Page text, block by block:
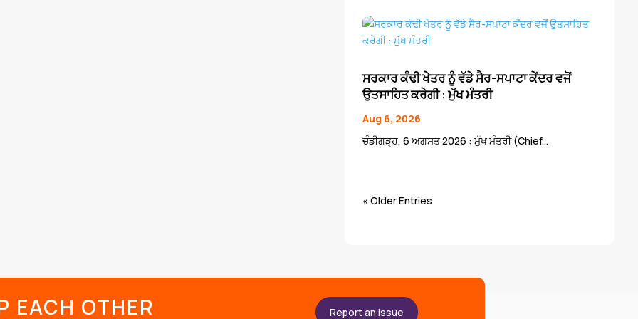
ਸਰਕਾਰ ਕੰਢੀ ਖੇਤਰ ਨੂੰ ਵੱਡੇ ਸੈਰ-ਸਪਾਟਾ ਕੇਂਦਰ ਵਜੋਂ
ਉਤਸਾਹਿਤ ਕਰੇਗੀ : ਮੁੱਖ ਮੰਤਰੀ
Aug 6, 2026
ਚੰਡੀਗੜ੍ਹ, 6 ਅਗਸਤ 2026 : ਮੁੱਖ ਮੰਤਰੀ (Chief...
« Older Entries
EACH OTHER Report an Issue